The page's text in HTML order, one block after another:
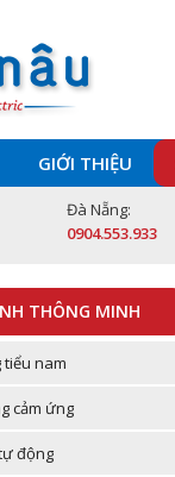
GIỚI THIỆU
Đà Nẵng:
0904.553.933
THÔNG MINH
tiểu nam
cảm ứng
động